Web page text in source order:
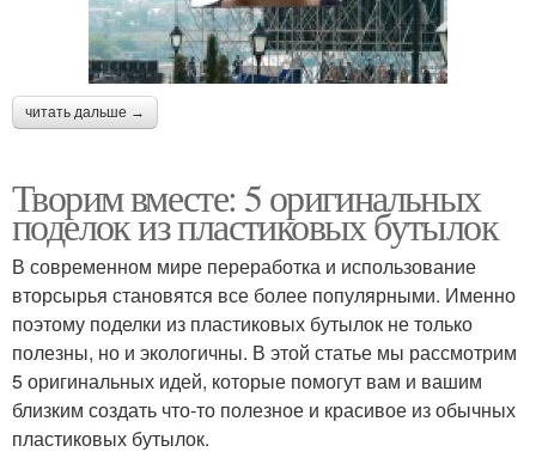
читать дальше →
Творим вместе: 5 оригинальных
поделок из пластиковых бутылок
В современном мире переработка и использование
вторсырья становятся все более популярными. Именно
поэтому поделки из пластиковых бутылок не только
полезны, но и экологичны. В этой статье мы рассмотрим
5 оригинальных идей, которые помогут вам и вашим
близким создать что-то полезное и красивое из обычных
пластиковых бутылок.